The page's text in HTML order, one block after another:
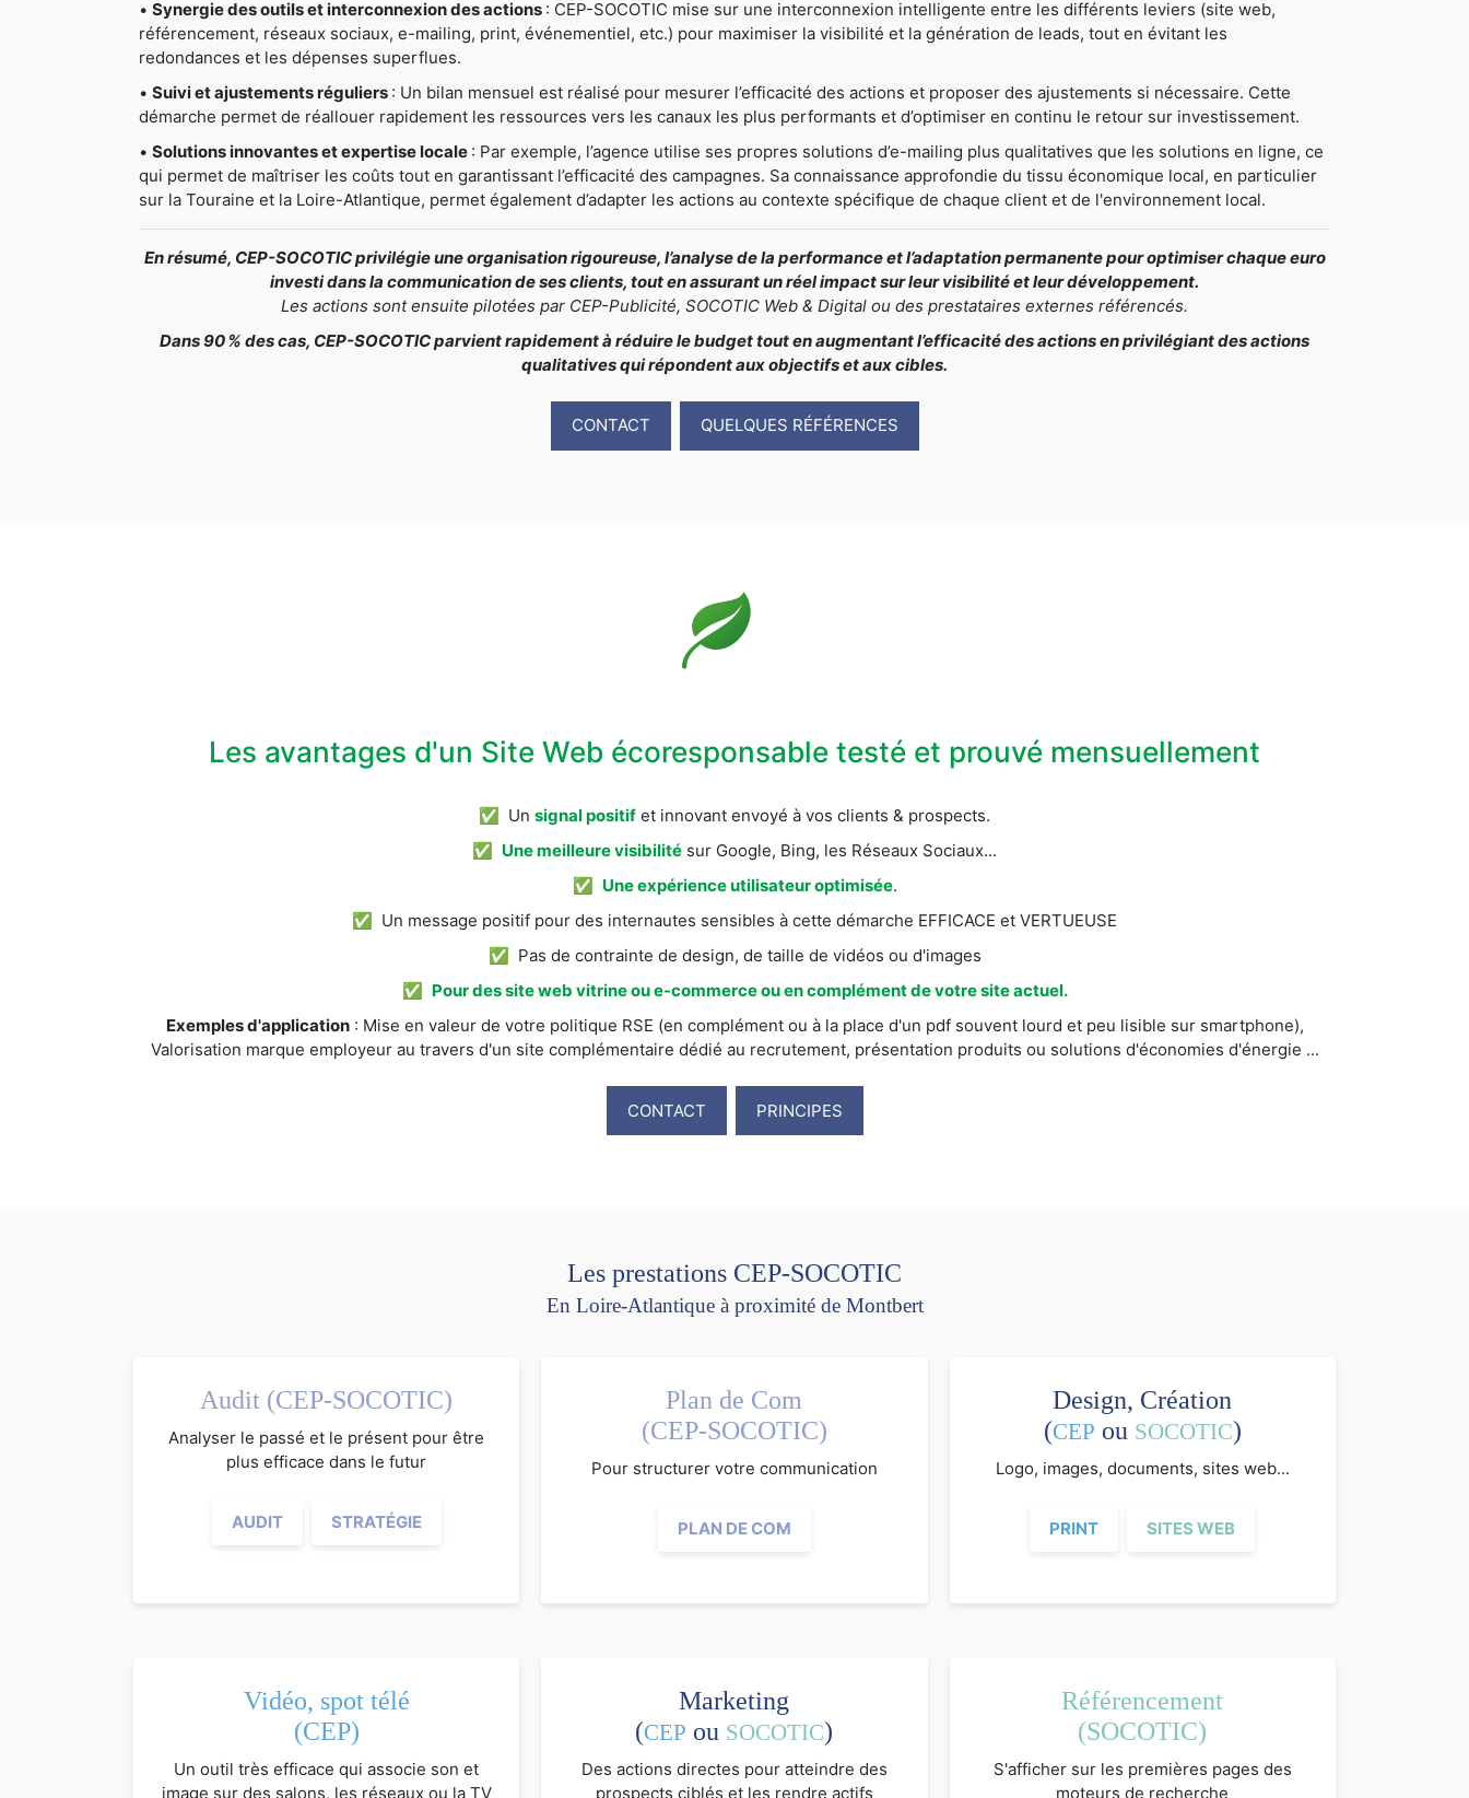
• Synergie des outils et interconnexion des actions : CEP-SOCOTIC mise sur une interconnexion intelligente entre les différents leviers (site web,
référencement, réseaux sociaux, e-mailing, print, événementiel, etc.) pour maximiser la visibilité et la génération de leads, tout en évitant les
redondances et les dépenses superflues.
• Suivi et ajustements réguliers : Un bilan mensuel est réalisé pour mesurer l’efficacité des actions et proposer des ajustements si nécessaire. Cette
démarche permet de réallouer rapidement les ressources vers les canaux les plus performants et d’optimiser en continu le retour sur investissement.
• Solutions innovantes et expertise locale : Par exemple, l’agence utilise ses propres solutions d’e-mailing plus qualitatives que les solutions en ligne, ce
qui permet de maîtriser les coûts tout en garantissant l’efficacité des campagnes. Sa connaissance approfondie du tissu économique local, en particulier
sur la Touraine et la Loire-Atlantique, permet également d’adapter les actions au contexte spécifique de chaque client et de l'environnement local.
En résumé, CEP-SOCOTIC privilégie une organisation rigoureuse, l’analyse de la performance et l’adaptation permanente pour optimiser chaque euro
investi dans la communication de ses clients, tout en assurant un réel impact sur leur visibilité et leur développement.
Les actions sont ensuite pilotées par CEP-Publicité, SOCOTIC Web & Digital ou des prestataires externes référencés.
Dans 90 % des cas, CEP-SOCOTIC parvient rapidement à réduire le budget tout en augmentant l’efficacité des actions en privilégiant des actions
qualitatives qui répondent aux objectifs et aux cibles.
CONTACT QUELQUES RÉFÉRENCES
Les avantages d'un Site Web écoresponsable testé et prouvé mensuellement
✅ Un signal positif et innovant envoyé à vos clients & prospects.
✅ Une meilleure visibilité sur Google, Bing, les Réseaux Sociaux...
✅ Une expérience utilisateur optimisée.
✅ Un message positif pour des internautes sensibles à cette démarche EFFICACE et VERTUEUSE
✅ Pas de contrainte de design, de taille de vidéos ou d'images
✅ Pour des site web vitrine ou e-commerce ou en complément de votre site actuel.
Exemples d'application: Mise en valeur de votre politique RSE (en complément ou à la place d'un pdf souvent lourd et peu lisible sur smartphone),
Valorisation marque employeur au travers d'un site complémentaire dédié au recrutement, présentation produits ou solutions d'économies d'énergie ...
CONTACT PRINCIPES
Les prestations CEP-SOCOTIC
En Loire-Atlantique à proximité de Montbert
Audit (CEP-SOCOTIC)
Analyser le passé et le présent pour être
plus efficace dans le futur
AUDIT STRATÉGIE
Plan de Com
(CEP-SOCOTIC)
Pour structurer votre communication
PLAN DE COM
Design, Création
(CEP ou SOCOTIC)
Logo, images, documents, sites web...
PRINT SITES WEB
Vidéo, spot télé
(CEP)
Un outil très efficace qui associe son et
image sur des salons, les réseaux ou la TV
Marketing
(CEP ou SOCOTIC)
Des actions directes pour atteindre des
prospects ciblés et les rendre actifs
Référencement
(SOCOTIC)
S'afficher sur les premières pages des
moteurs de recherche